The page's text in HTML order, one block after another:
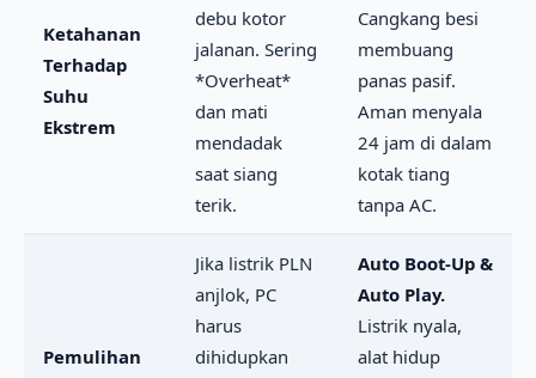
Ketahanan
Terhadap
Suhu
Ekstrem
debu kotor
jalanan. Sering
*Overheat*
dan mati
mendadak
saat siang
terik.
Cangkang besi
membuang
panas pasif.
Aman menyala
24 jam di dalam
kotak tiang
tanpa AC.
Pemulihan
Jika listrik PLN
anjlok, PC
harus
dihidupkan
Auto Boot-Up &
Auto Play.
Listrik nyala,
alat hidup